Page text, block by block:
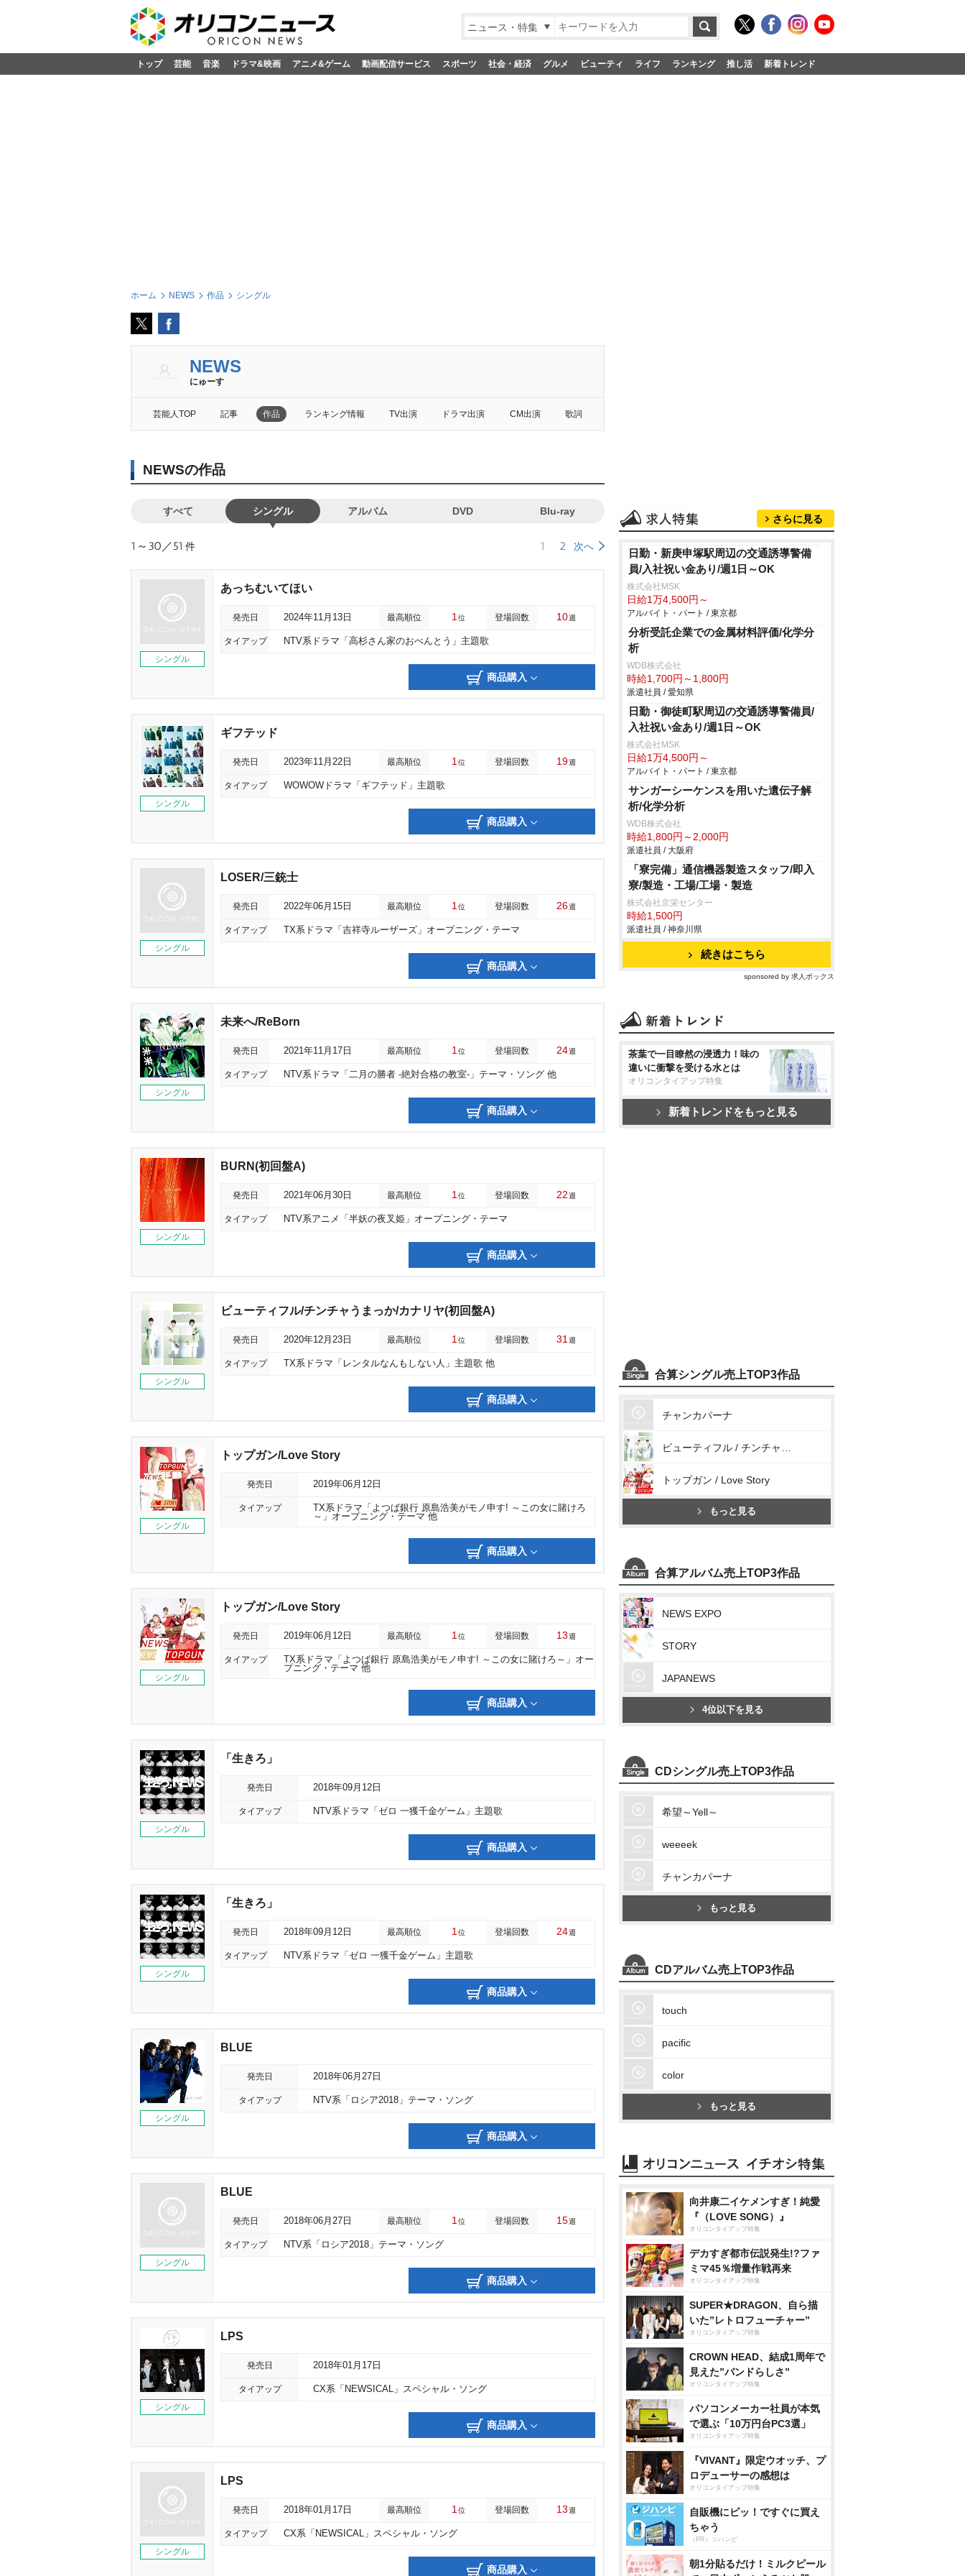
ニュース・特集
トップ 芸能 音楽 ドラマ&映画 アニメ&ゲーム 動画配信サービス スポーツ 社会・経済 グルメ ビューティ ライフ ランキング 推し活 新着トレンド
ホーム NEWS 作品 シングル
NEWS
にゅーす
芸能人TOP 記事 作品 ランキング情報 TV出演 ドラマ出演 CM出演 歌詞
NEWSの作品
すべて シングル アルバム DVD Blu-ray
1～30／51 件 1 2 次へ
シングル
あっちむいてほい
発売日 2024年11月13日 最高順位 1 位 登場回数 10週
タイアップ NTV系ドラマ「高杉さん家のおべんとう」主題歌
商品購入
シングル
ギフテッド
発売日 2023年11月22日 最高順位 1 位 登場回数 19週
タイアップ WOWOWドラマ「ギフテッド」主題歌
商品購入
シングル
LOSER/三銃士
発売日 2022年06月15日 最高順位 1 位 登場回数 26週
タイアップ TX系ドラマ「吉祥寺ルーザーズ」オープニング・テーマ
商品購入
シングル
未来へ/ReBorn
発売日 2021年11月17日 最高順位 1 位 登場回数 24週
タイアップ NTV系ドラマ「二月の勝者 -絶対合格の教室-」テーマ・ソング 他
商品購入
シングル
BURN(初回盤A)
発売日 2021年06月30日 最高順位 1 位 登場回数 22週
タイアップ NTV系アニメ「半妖の夜叉姫」オープニング・テーマ
商品購入
シングル
ビューティフル/チンチャうまっか/カナリヤ(初回盤A)
発売日 2020年12月23日 最高順位 1 位 登場回数 31 週
タイアップ TX系ドラマ「レンタルなんもしない人」主題歌 他
商品購入
シングル
トップガン/Love Story
発売日 2019年06月12日
タイアップ
TX系ドラマ「よつば銀行 原島浩美がモノ申す! ～この女に賭けろ
～」オープニング・テーマ 他
商品購入
シングル
トップガン/Love Story
発売日 2019年06月12日 最高順位 1 位 登場回数 13週
タイアップ
TX系ドラマ「よつば銀行 原島浩美がモノ申す! ～この女に賭けろ～」オー
プニング・テーマ 他
商品購入
シングル
「生きろ」
発売日 2018年09月12日
タイアップ NTV系ドラマ「ゼロ 一獲千金ゲーム」主題歌
商品購入
シングル
「生きろ」
発売日 2018年09月12日 最高順位 1 位 登場回数 24週
タイアップ NTV系ドラマ「ゼロ 一獲千金ゲーム」主題歌
商品購入
シングル
BLUE
発売日 2018年06月27日
タイアップ NTV系「ロシア2018」テーマ・ソング
商品購入
シングル
BLUE
発売日 2018年06月27日 最高順位 1 位 登場回数 15週
タイアップ NTV系「ロシア2018」テーマ・ソング
商品購入
シングル
LPS
発売日 2018年01月17日
タイアップ CX系「NEWSICAL」スペシャル・ソング
商品購入
シングル
LPS
発売日 2018年01月17日 最高順位 1 位 登場回数 13週
タイアップ CX系「NEWSICAL」スペシャル・ソング
商品購入
さらに見る
日勤・新庚申塚駅周辺の交通誘導警備
員/入社祝い金あり/週1日～OK
株式会社MSK
日給1万4,500円～
アルバイト・パート / 東京都
分析受託企業での金属材料評価/化学分
析
WDB株式会社
時給1,700円～1,800円
派遣社員 / 愛知県
日勤・御徒町駅周辺の交通誘導警備員/
入社祝い金あり/週1日～OK
株式会社MSK
日給1万4,500円～
アルバイト・パート / 東京都
サンガーシーケンスを用いた遺伝子解
析/化学分析
WDB株式会社
時給1,800円～2,000円
派遣社員 / 大阪府
「寮完備」通信機器製造スタッフ/即入
寮/製造・工場/工場・製造
株式会社京栄センター
時給1,500円
派遣社員 / 神奈川県
続きはこちら
sponsored by 求人ボックス
茶葉で一目瞭然の浸透力！味の
違いに衝撃を受ける水とは
オリコンタイアップ特集
新着トレンドをもっと見る
合算シングル売上TOP3作品
チャンカパーナ
トップガン / Love Story
もっと見る
合算アルバム売上TOP3作品
NEWS EXPO
STORY
JAPANEWS
4位以下を見る
CDシングル売上TOP3作品
希望～Yell～
weeeek
チャンカパーナ
もっと見る
CDアルバム売上TOP3作品
touch
pacific
color
もっと見る
向井康二イケメンすぎ！純愛
『（LOVE SONG）』
オリコンタイアップ特集
デカすぎ都市伝説発生!?ファ
ミマ45％増量作戦再来
オリコンタイアップ特集
SUPER★DRAGON、自ら描
いた”レトロフューチャー”
オリコンタイアップ特集
CROWN HEAD、結成1周年で
見えた”バンドらしさ”
オリコンタイアップ特集
パソコンメーカー社員が本気
で選ぶ「10万円台PC3選」
オリコンタイアップ特集
『VIVANT』限定ウオッチ、プ
ロデューサーの感想は
オリコンタイアップ特集
自販機にピッ！ですぐに買え
ちゃう
（PR）ジハンピ
朝1分貼るだけ！ミルクピール